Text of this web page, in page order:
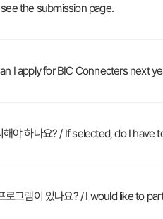
see the submission page.
I apply for BIC Connecters next
해야 하나요? / If selected, do I
로그램이 있나요? / I would like to